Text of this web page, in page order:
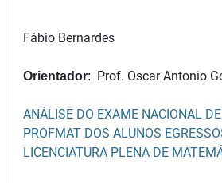
Fábio Bernardes
Orientador: Prof. Oscar Antonio
ANÁLISE DO EXAME NACIONAL
PROFMAT DOS ALUNOS
LICENCIATURA PLENA DE